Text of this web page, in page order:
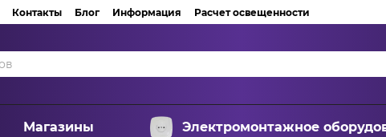
Контакты Блог Информация Расчет освещенности
Магазины Электромонтажное